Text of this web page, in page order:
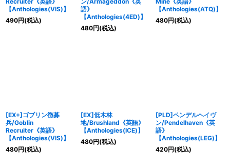
【Anthologies(VIS)】
490円(税込)
語》
【Anthologies(4ED)】
480円(税込)
【Anthologies(ATQ)】
480円(税込)
[EX+]ゴブリン徴募
兵/Goblin
Recruiter《英語》
【Anthologies(VIS)】
480円(税込)
[EX]低木林
地/Brushland《英語》
【Anthologies(ICE)】
480円(税込)
[PLD]ペンデルヘイヴ
ン/Pendelhaven《英
語》
【Anthologies(LEG)】
420円(税込)